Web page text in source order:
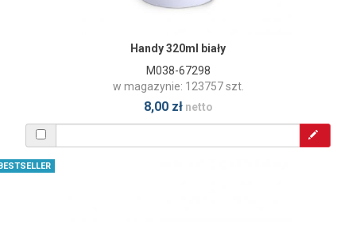
Handy 320ml biały
M038-67298
w magazynie: 123757 szt.
8,00 złnetto